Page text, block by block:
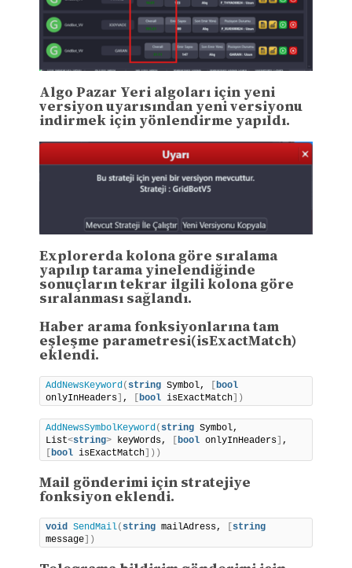
Algo Pazar Yeri algoları için yeni
versiyon uyarısından yeni versiyonu
indirmek için yönlendirme yapıldı.
Explorerda kolona göre sıralama
yapılıp tarama yinelendiğinde
sonuçların tekrar ilgili kolona göre
sıralanması sağlandı.
Haber arama fonksiyonlarına tam
eşleşme parametresi(isExactMatch)
eklendi.
AddNewsKeyword ( string Symbol, [ bool
onlyInHeaders] , [ bool isExactMatch])
AddNewsSymbolKeyword ( string Symbol,
List<string> keyWords, [ bool onlyInHeaders]
[ bool isExactMatch]))
Mail gönderimi için stratejiye
fonksiyon eklendi.
void SendMail( string mailAdress, [string
message])